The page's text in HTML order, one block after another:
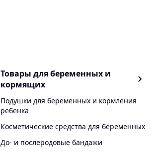
Товары для беременных и
кормящих
Подушки для беременных и кормления
ребенка
Косметические средства для беременных
До- и послеродовые бандажи